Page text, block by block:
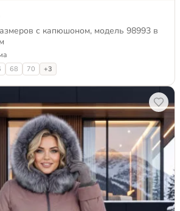
с капюшоном, модель 98993 в
68 70 +3